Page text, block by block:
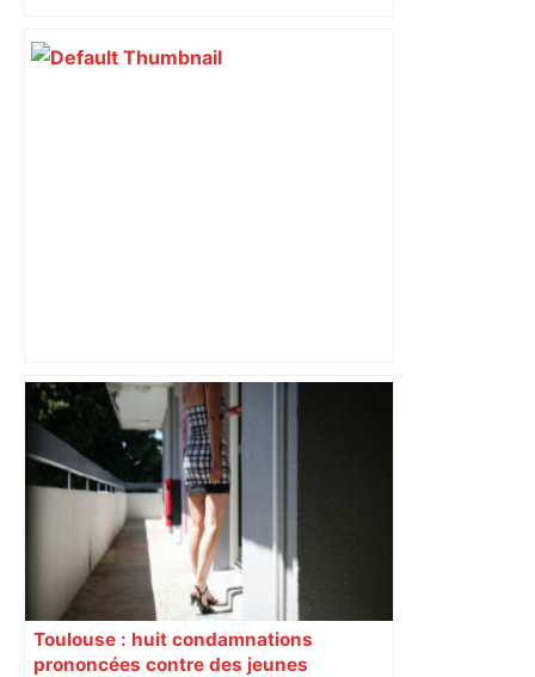
Bilan du marché du logement neuf :
une lueur d'espoir pour l'immobilier à
Toulouse ? – Actu.fr
Toulouse : huit condamnations
prononcées contre des jeunes